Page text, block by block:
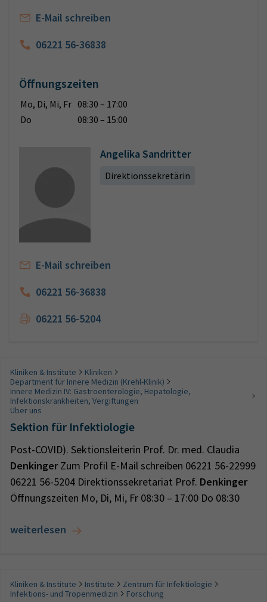
E-Mail schreiben
06221 56-36838
Öffnungszeiten
Mo, Di, Mi, Fr 08:30 – 17:00
Do
08:30 – 15:00
Angelika Sandritter
Direktionssekretärin
E-Mail schreiben
06221 56-36838
06221 56-5204
Kliniken & Institute
Kliniken
Department für Innere Medizin (Krehl-Klinik)
Innere Medizin IV: Gastroenterologie, Hepatologie,
Infektionskrankheiten, Vergiftungen
Über uns
Sektion für Infektiologie
Post-COVID). Sektionsleiterin Prof. Dr. med. Claudia
DenkingerZum Profil E-Mail schreiben 06221 56-22999
06221 56-5204 Direktionssekretariat Prof. Denkinger
Öffnungszeiten Mo, Di, Mi, Fr 08:30 – 17:00 Do 08:30
weiterlesen
Kliniken & Institute Institute
Zentrum für Infektiologie
Infektions- und Tropenmedizin
Forschung